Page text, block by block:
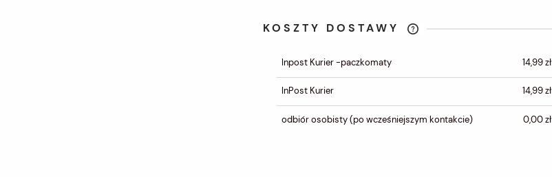
KOSZTY DOSTAWY
CENA NIE ZAWIERA
Inpost Kurier -paczkomaty 14,99 zł
InPost Kurier 14,99 zł
odbiór osobisty(po wcześniejszym kontakcie) 0,00 zł